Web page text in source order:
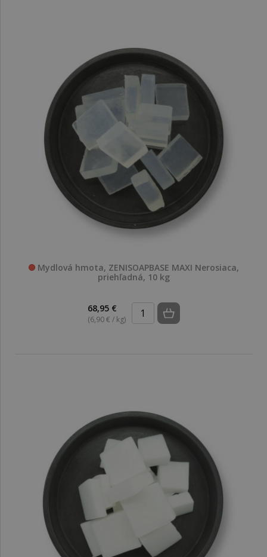
Mydlová hmota, ZENISOAPBASE MAXI Nerosiaca,
priehľadná, 10 kg
68,95 €
(6,90 € / kg)